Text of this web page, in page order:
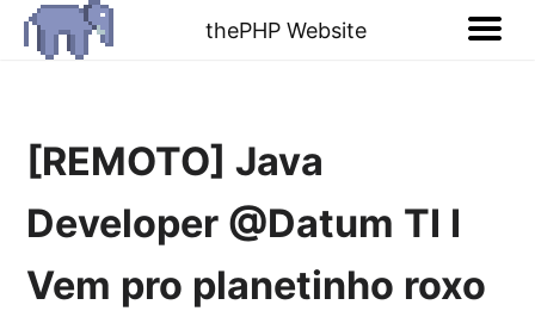
thePHP Website
[REMOTO] Java
Developer @Datum TI I
Vem pro planetinho roxo